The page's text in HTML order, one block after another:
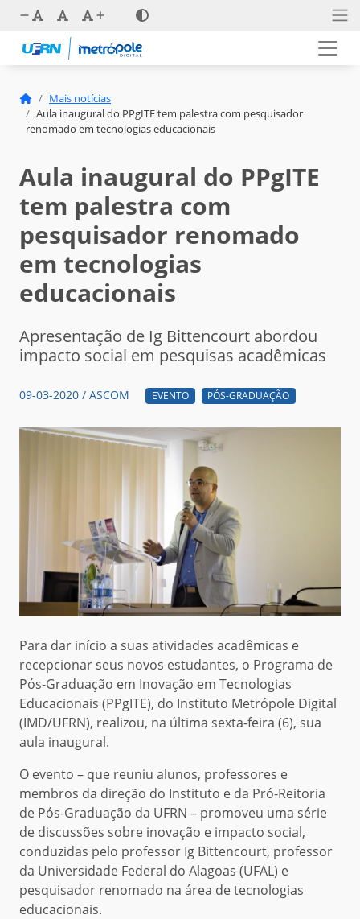
Mais notícias
Aula inaugural do PPgITE tem palestra com pesquisador
renomado em tecnologias educacionais
Aula inaugural do PPgITE
tem palestra com
pesquisador renomado
em tecnologias
educacionais
Apresentação de Ig Bittencourt abordou
impacto social em pesquisas acadêmicas
09-03-2020 / ASCOM EVENTO PÓS-GRADUAÇÃO
Para dar início a suas atividades acadêmicas e
recepcionar seus novos estudantes, o Programa de
Pós-Graduação em Inovação em Tecnologias
Educacionais (PPgITE), do Instituto Metrópole Digital
(IMD/UFRN), realizou, na última sexta-feira (6), sua
aula inaugural.
O evento – que reuniu alunos, professores e
membros da direção do Instituto e da Pró-Reitoria
de Pós-Graduação da UFRN – promoveu uma série
de discussões sobre inovação e impacto social,
conduzidas pelo professor Ig Bittencourt, professor
da Universidade Federal do Alagoas (UFAL) e
pesquisador renomado na área de tecnologias
educacionais.